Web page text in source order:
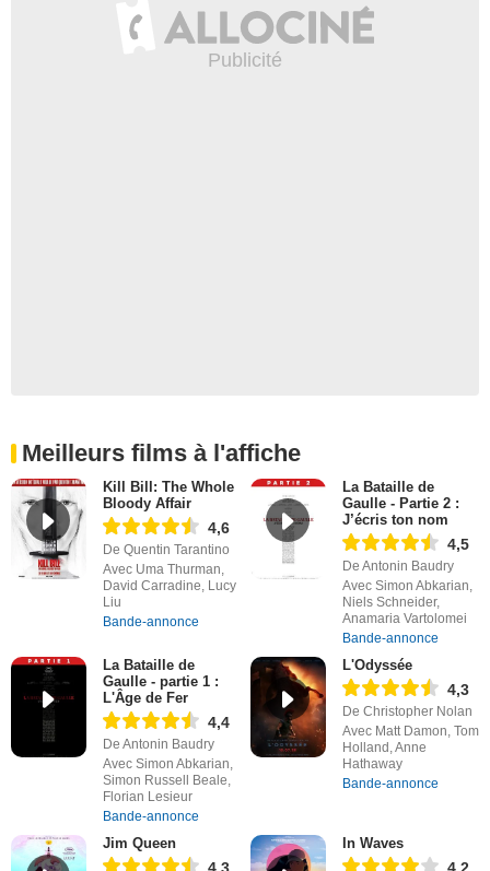
Meilleurs films à l'affiche
Kill Bill: The Whole
Bloody Affair
4,6
De Quentin Tarantino
Avec Uma Thurman,
David Carradine, Lucy
Liu
Bande-annonce
La Bataille de
Gaulle - Partie 2 :
J’écris ton nom
4,5
De Antonin Baudry
Avec Simon Abkarian,
Niels Schneider,
Anamaria Vartolomei
Bande-annonce
La Bataille de
Gaulle - partie 1 :
L'Âge de Fer
4,4
De Antonin Baudry
Avec Simon Abkarian,
Simon Russell Beale,
Florian Lesieur
Bande-annonce
L'Odyssée
4,3
De Christopher Nolan
Avec Matt Damon, Tom
Holland, Anne
Hathaway
Bande-annonce
Jim Queen In Waves